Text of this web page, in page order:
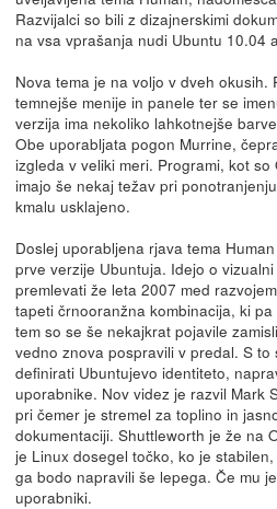
Razvijalci so bili z dizajnerskimi
na vsa vprašanja nudi Ubuntu 10.04
Nova tema je na voljo v dveh okusih.
temnejše menije in panele ter se
verzija ima nekoliko lahkotnejše
Obe uporabljata pogon Murrine,
izgleda v veliki meri. Programi, kot
imajo še nekaj težav pri
kmalu usklajeno.
Doslej uporabljena rjava tema
prve verzije Ubuntuja. Idejo o
premlevati že leta 2007 med
tapeti črnooranžna kombinacija, ki
tem so se še nekajkrat pojavile
vedno znova pospravili v predal. S to
definirati Ubuntujevo identiteto,
uporabnike. Nov videz je razvil Mark
pri čemer je stremel za toplino in
dokumentaciji. Shuttleworth je že na
je Linux dosegel točko, ko je
ga bodo napravili še lepega. Če mu
uporabniki.